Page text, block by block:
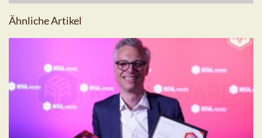
Ähnliche Artikel